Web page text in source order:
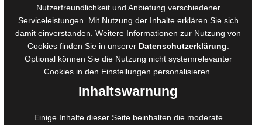
Online-Artikel
Manuskripte einreichen
Ausschreibungen
Belegexemplare
Eigenbedarfsexemplare
Nutzerfreundlichkeit und Anbietung verschiedener
Serviceleistungen. Mit Nutzung der Inhalte erklären Sie sich
damit einverstanden. Weitere Informationen zur Nutzung von
Cookies finden Sie in unserer Datenschutzerklärung
Optional können Sie die Nutzung nicht systemrelevanter
Cookies in den Einstellungen personalisieren.
Inhaltswarnung
Einige Inhalte dieser Seite beinhalten die moderate